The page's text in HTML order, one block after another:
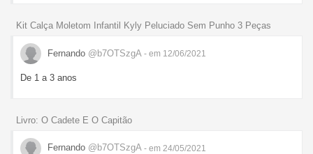
Kit Calça Moletom Infantil Kyly Peluciado Sem Punho 3 Peças
Fernando @b7OTSzgA - em 12/06/2021
De 1 a 3 anos
Livro: O Cadete E O Capitão
Fernando @b7OTSzgA - em 24/05/2021